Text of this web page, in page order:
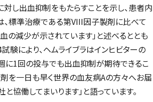
し出血抑制をもたらすことを示し、患者内
、標準治療である第VIII因子製剤に比べて
の減少が示されています」と述べるととも
試験により、ヘムライブラはインヒビターの
に1回の投与でも出血抑制が期待できるこ
剤を一日も早く世界の血友病Aの方々へお届
と協働してまいります」と語っています。